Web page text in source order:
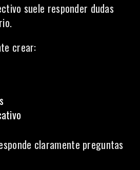
suele responder dudas
crear:
claramente preguntas